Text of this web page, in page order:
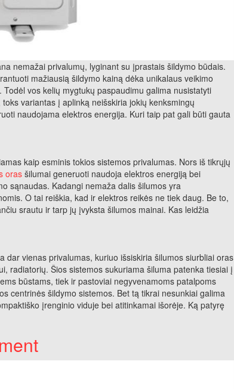
nemažai privalumų, lyginant su įprastais šildymo būdais.
mažiausią šildymo kainą dėka unikalaus veikimo
vos kelių mygtukų paspaudimu galima nusistatyti
variantas į aplinką neišskiria jokių kenksmingų
naudojama elektros energija. Kuri taip pat gali būti gauta
kaip esminis tokios sistemos privalumas. Nors iš tikrųjų
orasšilumai generuoti naudoja elektros energiją bei
sąnaudas. Kadangi nemaža dalis šilumos yra
O tai reiškia, kad ir elektros reikės ne tiek daug. Be to,
srautu ir tarp jų įvyksta šilumos mainai. Kas leidžia
vienas privalumas, kuriuo išsiskiria šilumos siurbliai oras
radiatorių. Šios sistemos sukuriama šiluma patenka tiesiai į
būstams, tiek ir pastoviai negyvenamoms patalpoms
centrinės šildymo sistemos. Bet tą tikrai nesunkiai galima
įrenginio viduje bei atitinkamai išorėje. Ką patyrę